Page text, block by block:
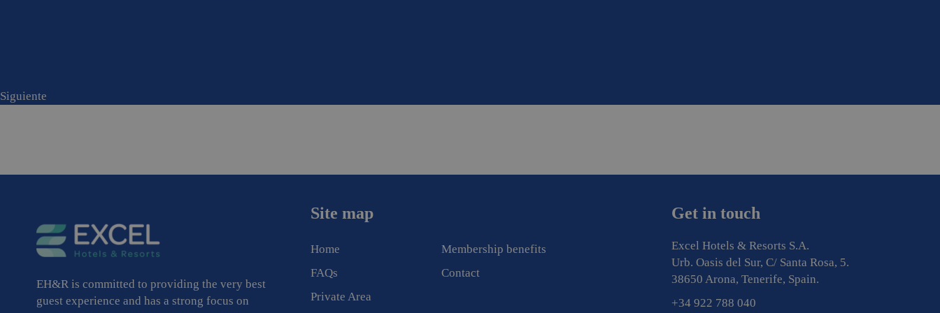
Siguiente
EH&R is committed to providing the very best
guest experience and has a strong focus on
Site map
Home
Membership benefits
FAQs
Contact
Private Area
Get in touch
Excel Hotels & Resorts S.A.
Urb. Oasis del Sur, C/ Santa Rosa, 5.
38650 Arona, Tenerife, Spain.
+34 922 788 040